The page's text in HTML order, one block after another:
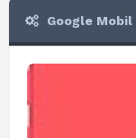
Google